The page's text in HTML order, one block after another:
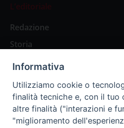
L’editoriale
Redazione
Storia
Abbonamenti
Abbonamento Annuale
Abbonamento Annuale
Informativa
Utilizziamo cookie o
finalità tecniche e, con il tuo
altre finalità ("interazioni e
"miglioramento